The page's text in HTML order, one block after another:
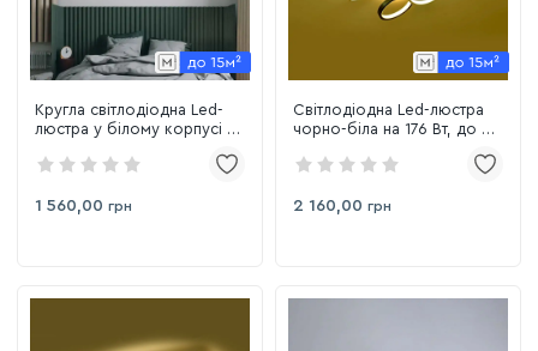
Кругла світлодіодна Led-
люстра у білому корпусі з
23412 WT
1 560,00 грн
Світлодіодна Led-люстра
чорно-біла на 176 Вт, до 20
2 160,00 грн